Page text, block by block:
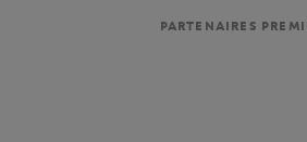
PARTENAIRES